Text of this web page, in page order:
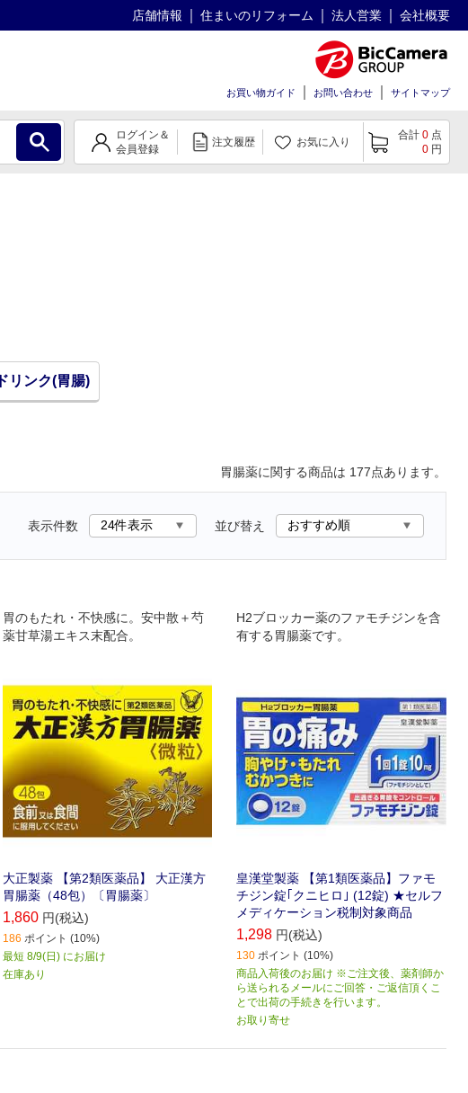
店舗情報 住まいのリフォーム 法人営業 会社概要
お買い物ガイド お問い合わせ サイトマップ
ログイン＆
会員登録
注文履歴 お気に入り
合計 0 点
0 円
ドリンク(胃腸)
胃腸薬に関する商品は 177点あります。
表示件数 並び替え
胃のもたれ・不快感に。安中散＋芍
薬甘草湯エキス末配合。
大正製薬 【第2類医薬品】 大正漢方
胃腸薬（48包）〔胃腸薬〕
1,860 円(税込)
186 ポイント (10%)
最短 8/9(日) にお届け
在庫あり
H2ブロッカー薬のファモチジンを含
有する胃腸薬です。
皇漢堂製薬 【第1類医薬品】ファモ
チジン錠｢クニヒロ｣ (12錠) ★セルフ
メディケーション税制対象商品
1,298 円(税込)
130 ポイント (10%)
商品入荷後のお届け ※ご注文後、薬剤師か
ら送られるメールにご回答・ご返信頂くこ
とで出荷の手続きを行います。
お取り寄せ